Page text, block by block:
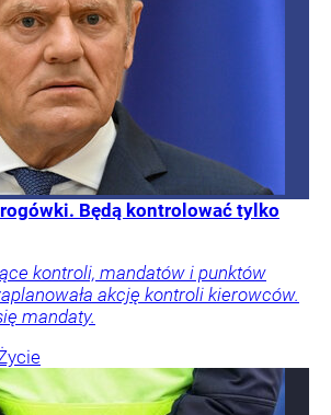
Będą kontrolować tylko
kontroli, mandatów i punktów
akcję kontroli kierowców.
mandaty.